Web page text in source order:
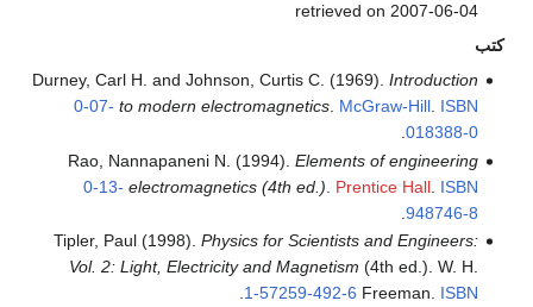
retrieved on 2007-06-04
كتب
Durney, Carl H. and Johnson, Curtis C. (1969). Introduction
to modern electromagnetics. McGraw-Hill. ISBN
0-07-
018388-0
.
Rao, Nannapaneni N. (1994). Elements of engineering
electromagnetics (4th ed.)
Prentice Hall. ISBN
0-13-
948746-8
Tipler, Paul (1998). Physics for Scientists and Engineers:
Vol. 2: Light, Electricity and Magnetism (4th ed.). W. H.
Freeman. ISBN
1-57259-492-6